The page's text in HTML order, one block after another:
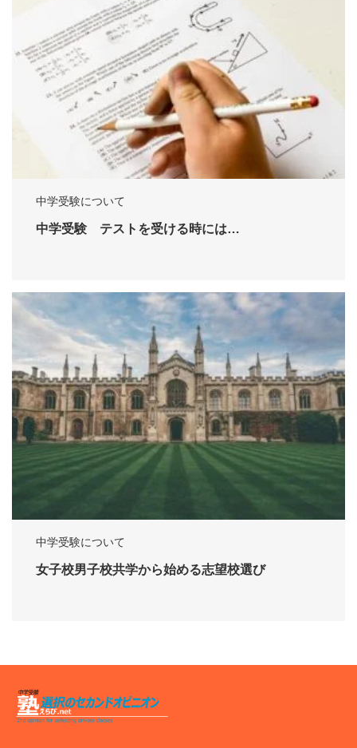
中学受験について
中学受験 テストを受ける時には…
中学受験について
女子校男子校共学から始める志望校選び